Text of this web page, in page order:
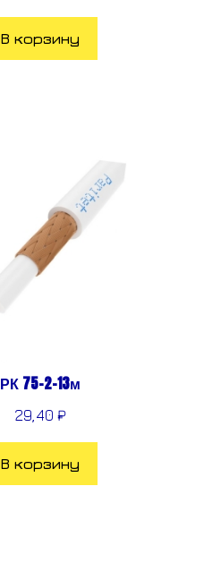
В корзину
РК 75-2-13м
29,40 ₽
В корзину